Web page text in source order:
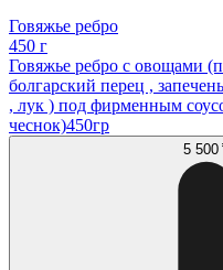
Говяжье ребро
450 г
Говяжье ребро с овощами
болгарский перец ,
, лук ) под фирменным
чеснок)450гр
5 500